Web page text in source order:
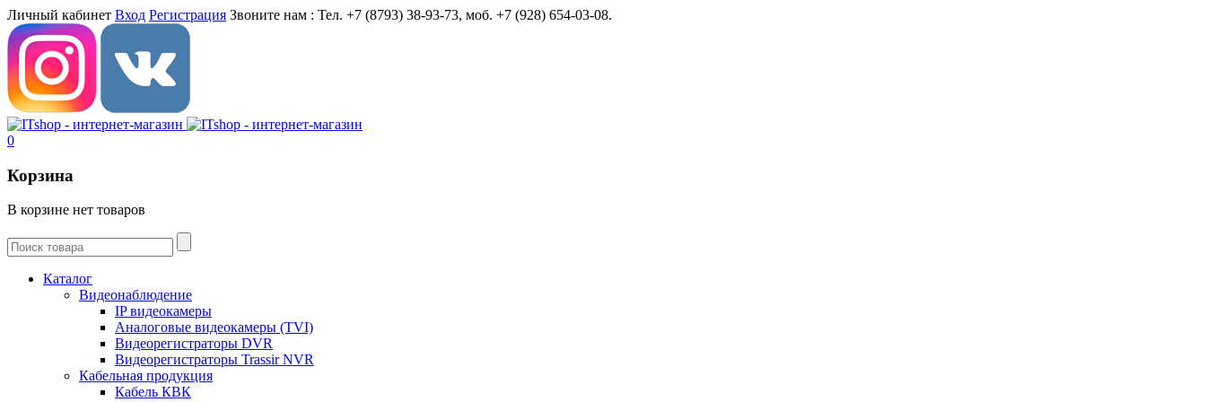
Личный кабинет Вход Регистрация Звоните нам : Тел. +7 (8793) 38-93-73, моб. +7 (928) 654-03-08.
0
Корзина
В корзине нет товаров
Каталог
Видеонаблюдение
IP видеокамеры
Aналоговые видеокамеры (TVI)
Видеорегистраторы DVR
Видеорегистраторы Trassir NVR
Кабельная продукция
Кабель КВК